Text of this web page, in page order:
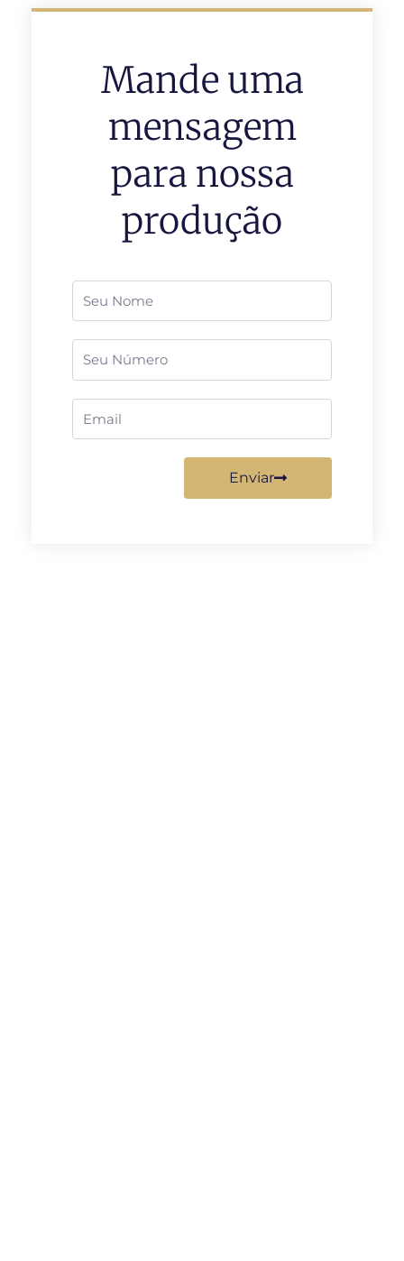
Mande uma
mensagem
para nossa
produção
Enviar